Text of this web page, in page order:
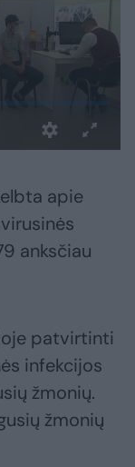
apie
anksčiau
patvirtinti
infekcijos
žmonių.
žmonių